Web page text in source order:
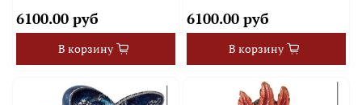
6100.00 руб
В корзину
6100.00 руб
В корзину